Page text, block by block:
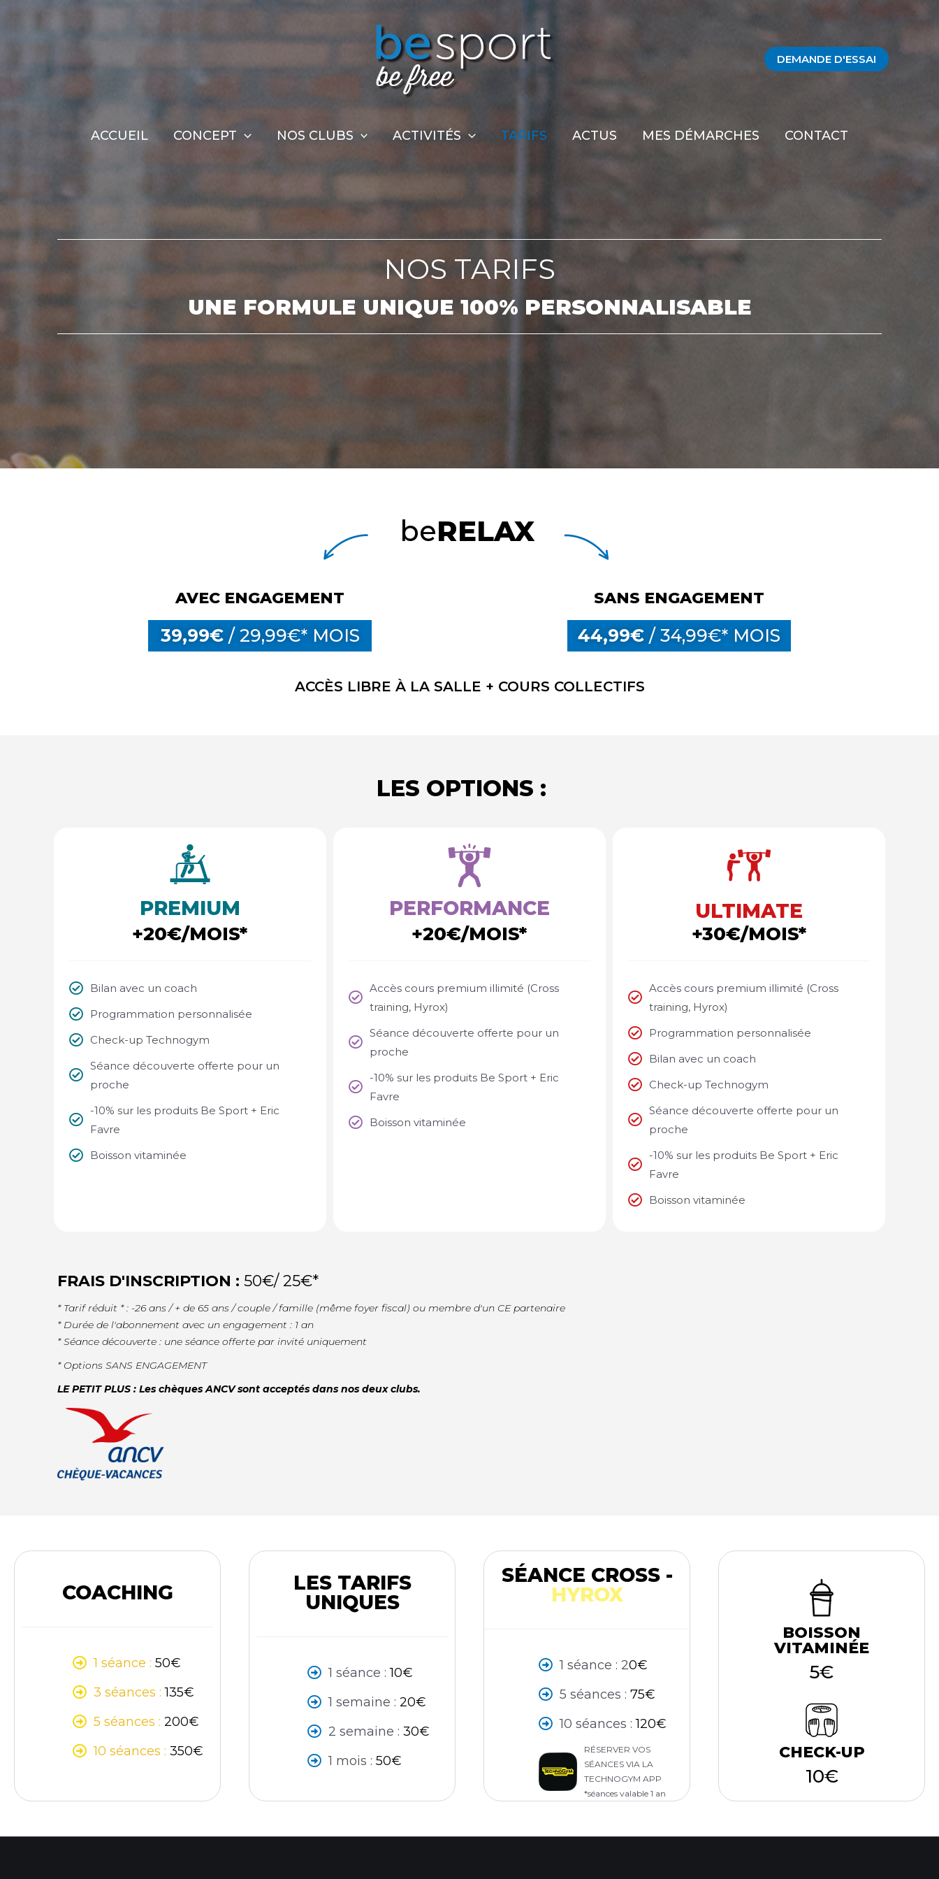
DEMANDE D'ESSAI
ACCUEIL CONCEPT NOS CLUBS ACTIVITÉS TARIFS ACTUS MES DÉMARCHES CONTACT
NOS TARIFS
UNE FORMULE UNIQUE 100% PERSONNALISABLE
beRELAX
AVEC ENGAGEMENT
39,99€ / 29,99€* MOIS
SANS ENGAGEMENT
44,99€ / 34,99€* MOIS
ACCÈS LIBRE À LA SALLE + COURS COLLECTIFS
LES OPTIONS :
PREMIUM
+20€/MOIS*
Bilan avec un coach
Programmation personnalisée
Check-up Technogym
Séance découverte offerte pour un
proche
-10% sur les produits Be Sport + Eric
Favre
Boisson vitaminée
PERFORMANCE
+20€/MOIS*
Accès cours premium illimité (Cross
training, Hyrox)
Séance découverte offerte pour un
proche
-10% sur les produits Be Sport + Eric
Favre
Boisson vitaminée
ULTIMATE
+30€/MOIS*
Accès cours premium illimité (Cross
training, Hyrox)
Programmation personnalisée
Bilan avec un coach
Check-up Technogym
Séance découverte offerte pour un
proche
-10% sur les produits Be Sport + Eric
Favre
Boisson vitaminée
FRAIS D'INSCRIPTION : 50€/ 25€*
* Tarif réduit * : -26 ans / + de 65 ans / couple / famille (même foyer fiscal) ou membre d'un CE partenaire
* Durée de l'abonnement avec un engagement : 1 an
* Séance découverte : une séance offerte par invité uniquement
* Options SANS ENGAGEMENT
LE PETIT PLUS : Les chèques ANCV sont acceptés dans nos deux clubs.
COACHING
1 séance :50€
3 séances :135€
5 séances :200€
10 séances :350€
LES TARIFS
UNIQUES
1 séance :10€
1 semaine :20€
2 semaine :30€
1 mois :50€
SÉANCE CROSS -
HYROX
1 séance : 20€
5 séances : 75€
10 séances :120€
RÉSERVER VOS
SÉANCES VIA LA
TECHNOGYM APP
*séances valable 1 an
BOISSON
VITAMINÉE
5€
CHECK-UP
10€